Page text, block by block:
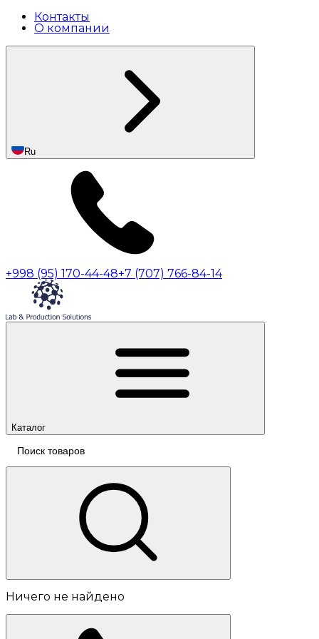
Контакты
О компании
Ru
+998 (95) 170-44-48+7 (707) 766-84-14
Каталог
Ничего не найдено